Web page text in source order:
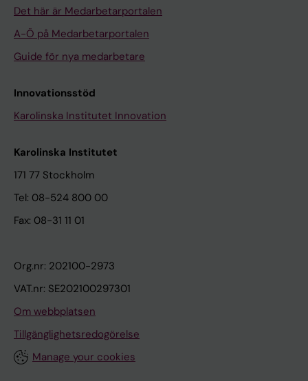
Det här är Medarbetarportalen
A-Ö på Medarbetarportalen
Guide för nya medarbetare
Innovationsstöd
Karolinska Institutet Innovation
Karolinska Institutet
171 77 Stockholm
Tel: 08-524 800 00
Fax: 08-31 11 01
Org.nr: 202100-2973
VAT.nr: SE202100297301
Om webbplatsen
Tillgänglighetsredogörelse
Manage your cookies